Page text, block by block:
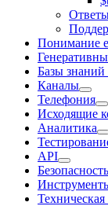
Понимание
Базы знаний
Каналы
Телефония
Исходящие
Аналитика
API
Безопасность